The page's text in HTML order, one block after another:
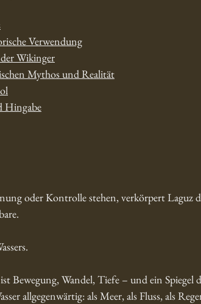
Verwendung
Wikinger
Mythos und Realität
Hingabe
oder Kontrolle stehen, verkörpert Laguz
Bewegung, Wandel, Tiefe – und ein Spiegel
allgegenwärtig: als Meer, als Fluss, als